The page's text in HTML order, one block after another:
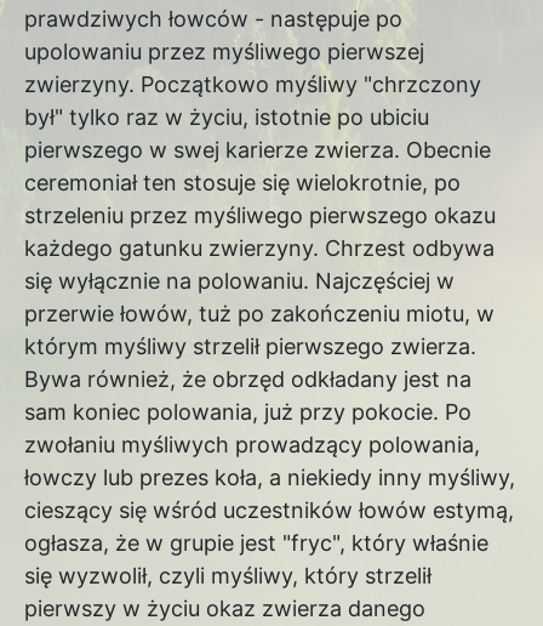
prawdziwych łowców - następuje po
upolowaniu przez myśliwego pierwszej
zwierzyny. Początkowo myśliwy "chrzczony
był" tylko raz w życiu, istotnie po ubiciu
pierwszego w swej karierze zwierza. Obecnie
ceremoniał ten stosuje się wielokrotnie, po
strzeleniu przez myśliwego pierwszego okazu
każdego gatunku zwierzyny. Chrzest odbywa
się wyłącznie na polowaniu. Najczęściej w
przerwie łowów, tuż po zakończeniu miotu, w
którym myśliwy strzelił pierwszego zwierza.
Bywa również, że obrzęd odkładany jest na
sam koniec polowania, już przy pokocie. Po
zwołaniu myśliwych prowadzący polowania,
łowczy lub prezes koła, a niekiedy inny myśliwy,
cieszący się wśród uczestników łowów estymą,
ogłasza, że w grupie jest "fryc", który właśnie
się wyzwolił, czyli myśliwy, który strzelił
pierwszy w życiu okaz zwierza danego